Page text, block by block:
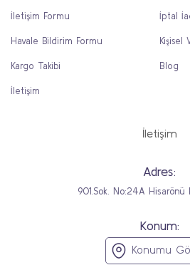
İletişim Formu
Havale Bildirim Formu
Kargo Takibi
İletişim
İptal
Kişisel
Blog
İletişim
Adres:
901.Sok. No:24A Hisarönü
Konum:
Konumu